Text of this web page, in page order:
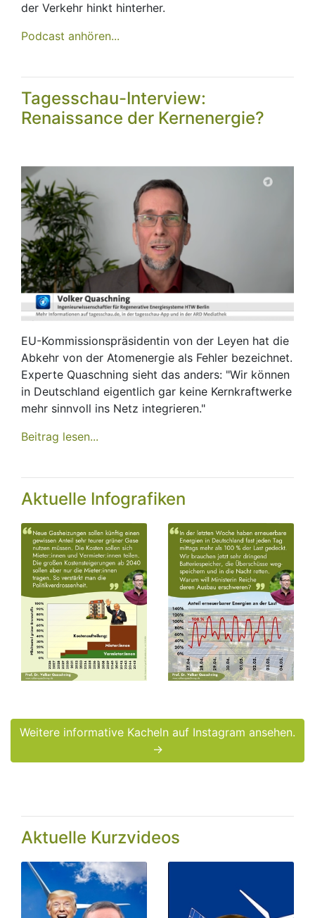
der Verkehr hinkt hinterher.
Podcast anhören...
Tagesschau-Interview:
Renaissance der Kernenergie?
EU-Kommissionspräsidentin von der Leyen hat die
Abkehr von der Atomenergie als Fehler bezeichnet.
Experte Quaschning sieht das anders: "Wir können
in Deutschland eigentlich gar keine Kernkraftwerke
mehr sinnvoll ins Netz integrieren."
Beitrag lesen...
Aktuelle Infografiken
Weitere informative Kacheln auf Instagram ansehen.
→
Aktuelle Kurzvideos